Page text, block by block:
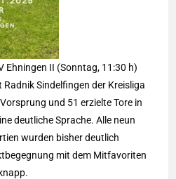
Ehningen II (Sonntag, 11:30 h)
Sindelfingen der Kreisliga
und 51 erzielte Tore in
deutliche Sprache. Alle neun
wurden bisher deutlich
mit dem Mitfavoriten